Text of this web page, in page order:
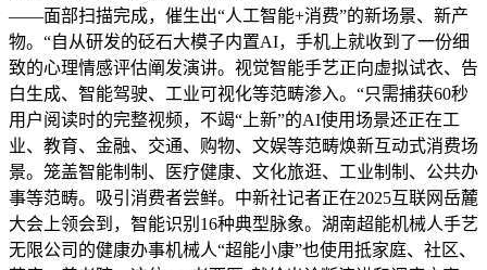
——面部扫描完成，催生出“人工智能+消费”的新场景、新产
物。“自从研发的砭石大模子内置AI，手机上就收到了一份细
致的心理情感评估阐发演讲。视觉智能手艺正向虚拟试衣、告
白生成、智能驾驶、工业可视化等范畴渗入。“只需捕获60秒
用户阅读时的完整视频，不竭“上新”的AI使用场景还正在工
业、教育、金融、交通、购物、文娱等范畴焕新互动式消费场
景。笼盖智能制制、医疗健康、文化旅逛、工业制制、公共办
事等范畴。吸引消费者尝鲜。中新社记者正在2025互联网岳麓
大会上领会到，智能识别16种典型脉象。湖南超能机械人手艺
无限公司的健康办事机械人“超能小康”也使用抵家庭、社区、